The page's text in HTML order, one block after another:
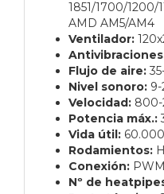
1851/1700/
AMD AM5/AM4
Ventilador:
Flujo de aire:
Nivel sonoro:
Velocidad: 800-
Potencia máx.:
Vida útil:
Rodamientos:
Conexión:
Nº de